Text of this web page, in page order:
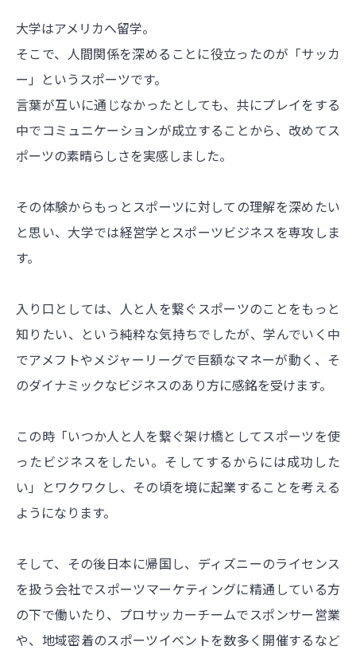
大学はアメリカへ留学。
そこで、人間関係を深めることに役立ったのが「サッカ
ー」というスポーツです。
言葉が互いに通じなかったとしても、共にプレイをする
中でコミュニケーションが成立することから、改めてス
ポーツの素晴らしさを実感しました。
その体験からもっとスポーツに対しての理解を深めたい
と思い、大学では経営学とスポーツビジネスを専攻しま
す。
入り口としては、人と人を繋ぐスポーツのことをもっと
知りたい、という純粋な気持ちでしたが、学んでいく中
でアメフトやメジャーリーグで巨額なマネーが動く、そ
のダイナミックなビジネスのあり方に感銘を受けます。
この時「いつか人と人を繋ぐ架け橋としてスポーツを使
ったビジネスをしたい。そしてするからには成功した
い」とワクワクし、その頃を境に起業することを考える
ようになります。
そして、その後日本に帰国し、ディズニーのライセンス
を扱う会社でスポーツマーケティングに精通している方
の下で働いたり、プロサッカーチームでスポンサー営業
や、地域密着のスポーツイベントを数多く開催するなど